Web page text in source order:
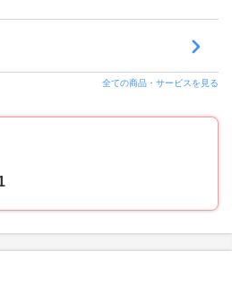
全ての商品・サービスを見る